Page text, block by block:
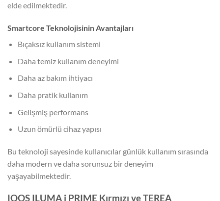
elde edilmektedir.
Smartcore Teknolojisinin Avantajları
Bıçaksız kullanım sistemi
Daha temiz kullanım deneyimi
Daha az bakım ihtiyacı
Daha pratik kullanım
Gelişmiş performans
Uzun ömürlü cihaz yapısı
Bu teknoloji sayesinde kullanıcılar günlük kullanım sırasında
daha modern ve daha sorunsuz bir deneyim
yaşayabilmektedir.
IQOS ILUMA i PRIME Kırmızı ve TEREA